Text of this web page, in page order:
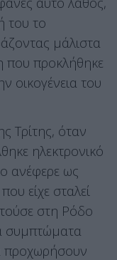
του το
μάλιστα
που προκλήθηκε
οικογένεια του
Τρίτης, όταν
ηλεκτρονικό
ανέφερε ως
είχε σταλεί
στη Ρόδο
συμπτώματα
προχωρήσουν